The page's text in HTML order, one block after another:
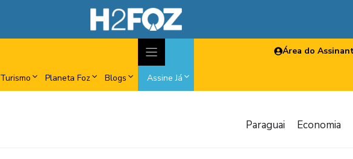
Turismo Planeta Foz Blogs Assine Já
Área do
Paraguai Economia